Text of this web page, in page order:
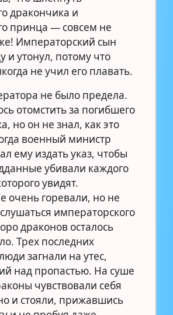
дракончика и
принца — совсем не
Императорский сын
и утонул, потому что
не учил его плавать.
не было предела.
отомстить за погибшего
но он не знал, как это
военный министр
ему издать указ, чтобы
убивали каждого
увидят.
очень горевали, но не
императорского
драконов осталось
Трех последних
загнали на утес,
над пропастью. На суше
чувствовали себя
и стояли, прижавшись